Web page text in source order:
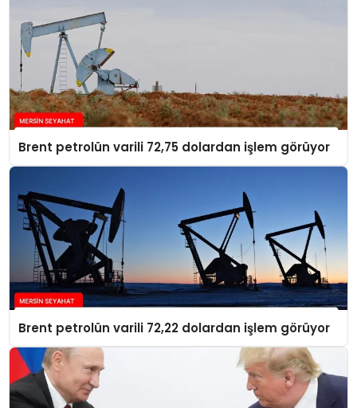
Brent petrolün varili 72,75 dolardan işlem görüyor
Brent petrolün varili 72,22 dolardan işlem görüyor